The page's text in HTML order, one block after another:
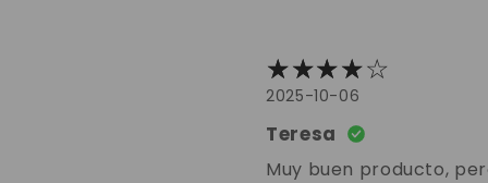
2025-10-06
Teresa
Muy buen producto,